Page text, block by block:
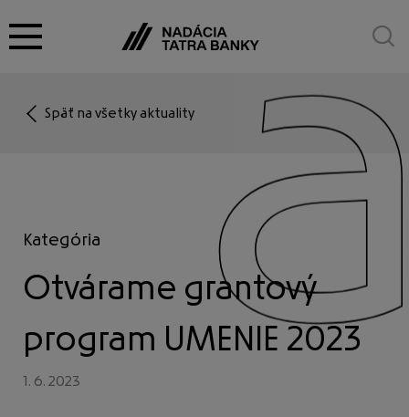
Cena za umenie
Partnerstvá
Späť na všetky aktuality
Kategória
Otvárame grantový
program UMENIE 2023
1. 6. 2023